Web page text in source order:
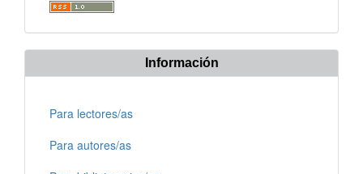
Información
Para lectores/as
Para autores/as